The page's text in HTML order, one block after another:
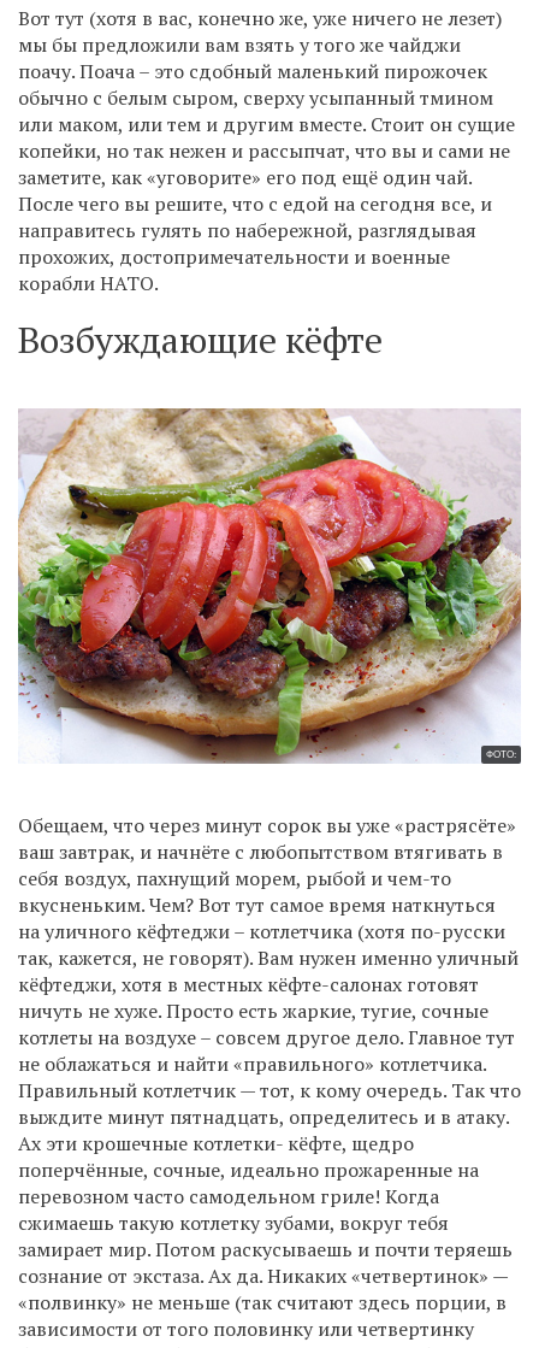
Вот тут (хотя в вас, конечно же, уже ничего не лезет)
мы бы предложили вам взять у того же чайджи
поачу. Поача – это сдобный маленький пирожочек
обычно с белым сыром, сверху усыпанный тмином
или маком, или тем и другим вместе. Стоит он сущие
копейки, но так нежен и рассыпчат, что вы и сами не
заметите, как «уговорите» его под ещё один чай.
После чего вы решите, что с едой на сегодня все, и
направитесь гулять по набережной, разглядывая
прохожих, достопримечательности и военные
корабли НАТО.
Возбуждающие кёфте
ФОТО:
Обещаем, что через минут сорок вы уже «растрясёте»
ваш завтрак, и начнёте с любопытством втягивать в
себя воздух, пахнущий морем, рыбой и чем-то
вкусненьким. Чем? Вот тут самое время наткнуться
на уличного кёфтеджи – котлетчика (хотя по-русски
так, кажется, не говорят). Вам нужен именно уличный
кёфтеджи, хотя в местных кёфте-салонах готовят
ничуть не хуже. Просто есть жаркие, тугие, сочные
котлеты на воздухе – совсем другое дело. Главное тут
не облажаться и найти «правильного» котлетчика.
Правильный котлетчик — тот, к кому очередь. Так что
выждите минут пятнадцать, определитесь и в атаку.
Ах эти крошечные котлетки- кёфте, щедро
поперчённые, сочные, идеально прожаренные на
перевозном часто самодельном гриле! Когда
сжимаешь такую котлетку зубами, вокруг тебя
замирает мир. Потом раскусываешь и почти теряешь
сознание от экстаза. Ах да. Никаких «четвертинок» —
«полвинку» не меньше (так считают здесь порции, в
зависимости от того половинку или четвертинку